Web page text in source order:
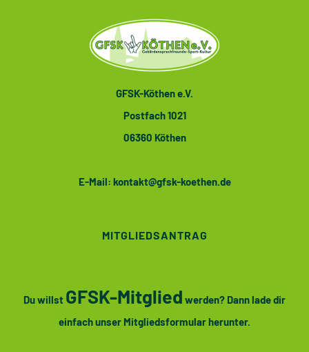
GFSK-Köthen e.V.
Postfach 1021
06360 Köthen
E-Mail: kontakt@gfsk-koethen.de
MITGLIEDSANTRAG
Du willst GFSK-Mitglied werden? Dann lade dir
einfach unser Mitgliedsformular herunter.